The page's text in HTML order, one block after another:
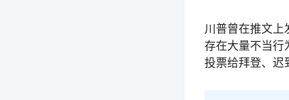
川普曾在推文
存在大量不当行
投票给拜登、迟